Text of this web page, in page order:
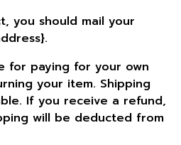
you should mail your
for paying for your own
your item. Shipping
If you receive a refund,
will be deducted from